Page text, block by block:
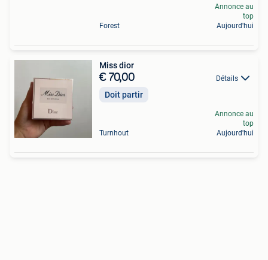
Forest
Annonce au
top
Aujourd'hui
Miss dior
€ 70,00 Détails
Doit partir
Turnhout
Annonce au
top
Aujourd'hui